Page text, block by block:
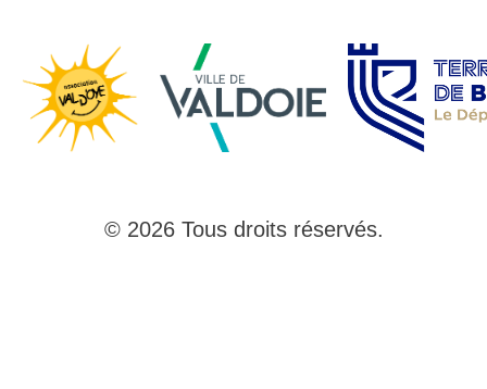
© 2026 Tous droits réservés.